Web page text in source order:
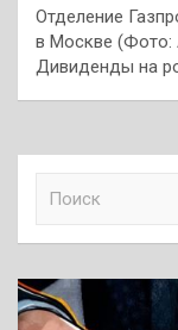
Отделение
в Москве (Фото:
Дивиденды на
к